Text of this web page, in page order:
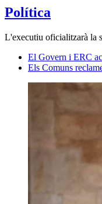
Política
L'executiu oficialitzarà la
El Govern i ERC
Els Comuns